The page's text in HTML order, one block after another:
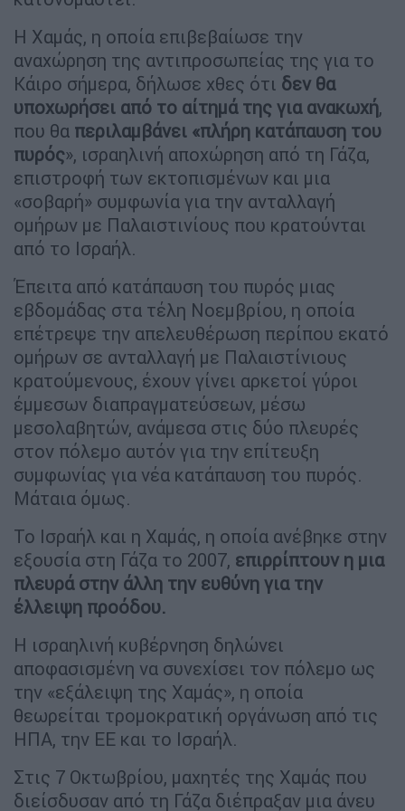
Η Χαμάς, η οποία επιβεβαίωσε την
αναχώρηση της αντιπροσωπείας της για το
Κάιρο σήμερα, δήλωσε χθες ότι δεν θα
υποχωρήσει από το αίτημά της για ανακωχή,
που θα περιλαμβάνει «πλήρη κατάπαυση του
πυρός», ισραηλινή αποχώρηση από τη Γάζα,
επιστροφή των εκτοπισμένων και μια
«σοβαρή» συμφωνία για την ανταλλαγή
ομήρων με Παλαιστινίους που κρατούνται
από το Ισραήλ.
Έπειτα από κατάπαυση του πυρός μιας
εβδομάδας στα τέλη Νοεμβρίου, η οποία
επέτρεψε την απελευθέρωση περίπου εκατό
ομήρων σε ανταλλαγή με Παλαιστίνιους
κρατούμενους, έχουν γίνει αρκετοί γύροι
έμμεσων διαπραγματεύσεων, μέσω
μεσολαβητών, ανάμεσα στις δύο πλευρές
στον πόλεμο αυτόν για την επίτευξη
συμφωνίας για νέα κατάπαυση του πυρός.
Μάταια όμως.
Το Ισραήλ και η Χαμάς, η οποία ανέβηκε στην
εξουσία στη Γάζα το 2007, επιρρίπτουν η μια
πλευρά στην άλλη την ευθύνη για την
έλλειψη προόδου.
Η ισραηλινή κυβέρνηση δηλώνει
αποφασισμένη να συνεχίσει τον πόλεμο ως
την «εξάλειψη της Χαμάς», η οποία
θεωρείται τρομοκρατική οργάνωση από τις
ΗΠΑ, την ΕΕ και το Ισραήλ.
Στις 7 Οκτωβρίου, μαχητές της Χαμάς που
διείσδυσαν από τη Γάζα διέπραξαν μια άνευ